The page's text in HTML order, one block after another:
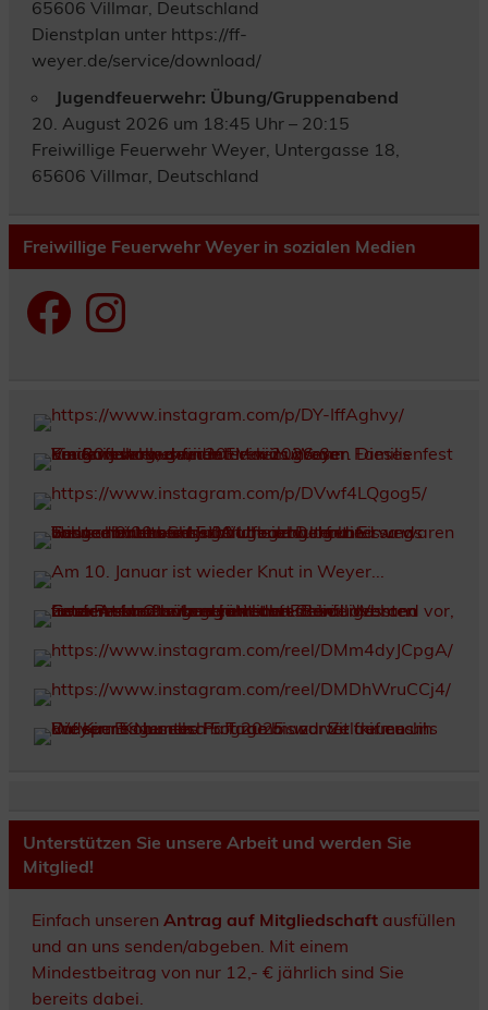
65606 Villmar, Deutschland
Dienstplan unter https://ff-
weyer.de/service/download/
Jugendfeuerwehr: Übung/Gruppenabend
20. August 2026 um 18:45 Uhr – 20:15
Freiwillige Feuerwehr Weyer, Untergasse 18,
65606 Villmar, Deutschland
Freiwillige Feuerwehr Weyer in sozialen Medien
FacebookInstagram
Unterstützen Sie unsere Arbeit und werden Sie
Mitglied!
Einfach unseren Antrag auf Mitgliedschaftausfüllen
und an uns senden/abgeben. Mit einem
Mindestbeitrag von nur 12,- € jährlich sind Sie
bereits dabei.